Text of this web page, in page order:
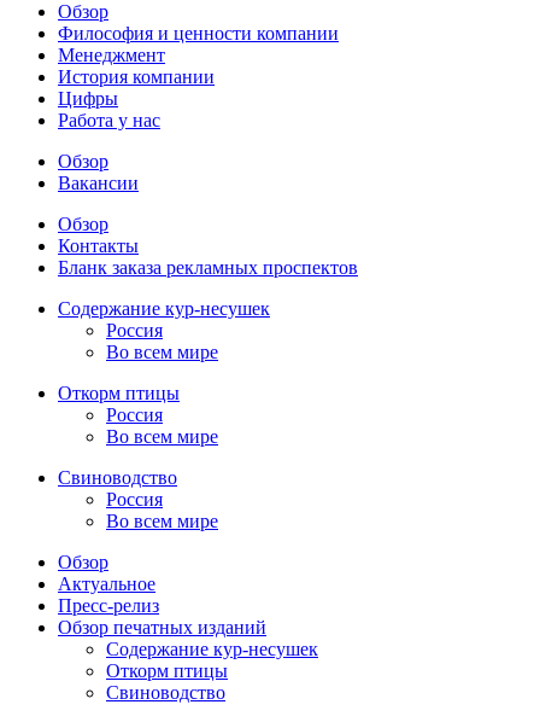
Обзор
Философия и ценности компании
Менеджмент
История компании
Цифры
Работа у нас
Обзор
Вакансии
Обзор
Контакты
Бланк заказа рекламных проспектов
Содержание кур-несушек
Россия
Во всем мире
Откорм птицы
Россия
Во всем мире
Свиноводство
Россия
Во всем мире
Обзор
Актуальное
Пресс-релиз
Обзор печатных изданий
Содержание кур-несушек
Откорм птицы
Свиноводство